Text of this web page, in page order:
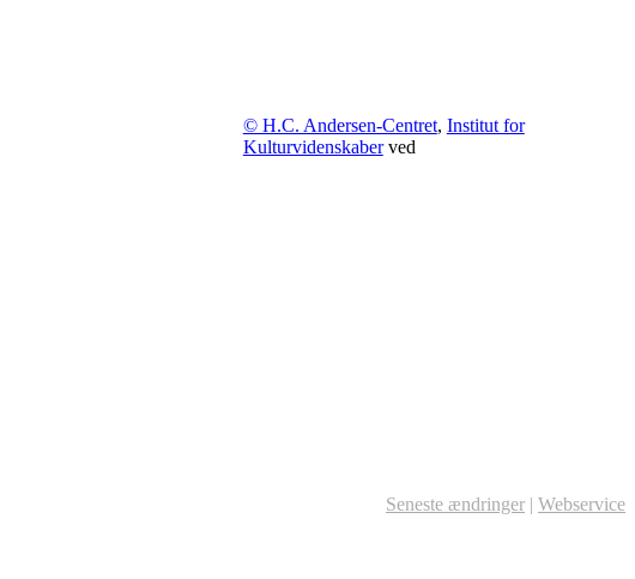
© H.C. Andersen-Centret, Institut for
Kulturvidenskaberved
Seneste ændringer | Webservice